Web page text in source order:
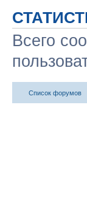
Всего
Список форумов